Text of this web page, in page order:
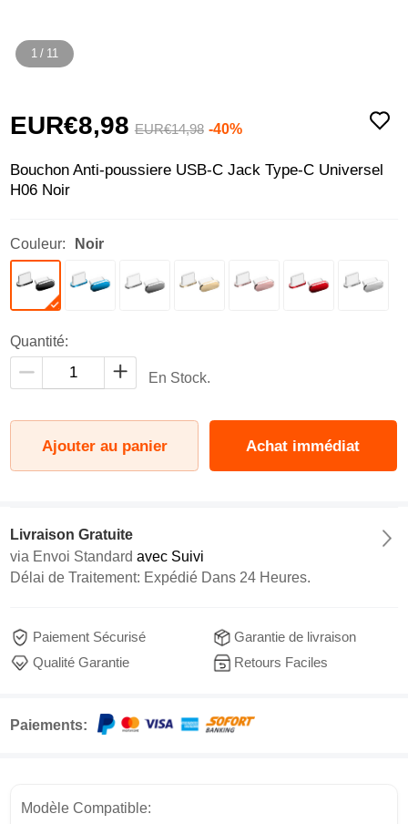
1 / 11
EUR€8,98 EUR€14,98 -40%
Bouchon Anti-poussiere USB-C Jack Type-C Universel
H06 Noir
Couleur: Noir
Quantité:
En Stock.
Ajouter au panier Achat immédiat
Livraison Gratuite
via Envoi Standard avec Suivi
Délai de Traitement: Expédié Dans 24 Heures.
Paiement Sécurisé
Garantie de livraison
Qualité Garantie
Retours Faciles
Paiements:
Modèle Compatible: